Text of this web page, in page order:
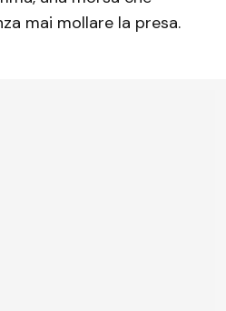
mai mollare la presa.